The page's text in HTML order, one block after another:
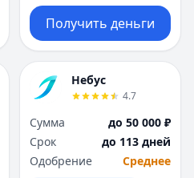
Получить деньги
Небус
4.7
Сумма
до 50 000 ₽
Срок
до 113 дней
Одобрение
Среднее